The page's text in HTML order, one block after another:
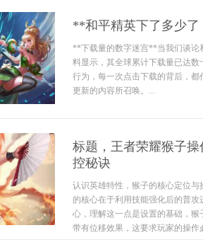
**和平精英下了多少
**下载量的数字迷宫**当我们谈论
料显示，其全球累计下载量已达
行为，每一次点击下载的背后，
更新的内容所召唤。...
标题，王者荣耀猴子
控秘诀
认识英雄特性，猴子的核心定位
的核心在于利用技能强化后的普
心，理解这一点是设置的基础，
带有位移效果，这要求玩家的操